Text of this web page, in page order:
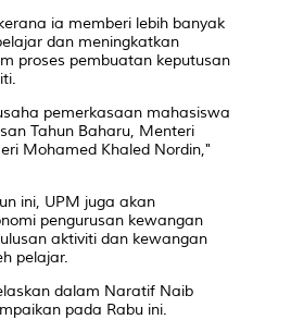
ia memberi lebih banyak
dan meningkatkan
proses pembuatan keputusan
pemerkasaan mahasiswa
Tahun Baharu, Menteri
Mohamed Khaled Nordin,"
ini, UPM juga akan
pengurusan kewangan
aktiviti dan kewangan
pelajar.
dalam Naratif Naib
pada Rabu ini.